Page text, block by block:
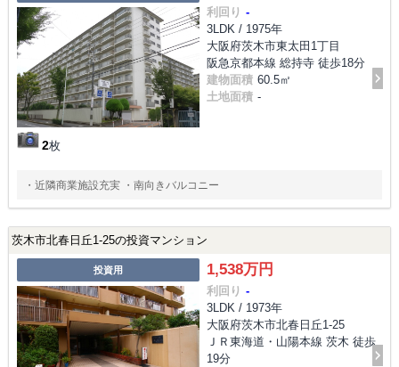
2枚
利回り -
3LDK / 1975年
大阪府茨木市東太田1丁目
阪急京都本線 総持寺 徒歩18分
建物面積 60.5㎡
土地面積 -
・近隣商業施設充実 ・南向きバルコニー
茨木市北春日丘1-25の投資マンション
投資用 1,538万円
利回り -
3LDK / 1973年
大阪府茨木市北春日丘1-25
ＪＲ東海道・山陽本線 茨木 徒歩
19分